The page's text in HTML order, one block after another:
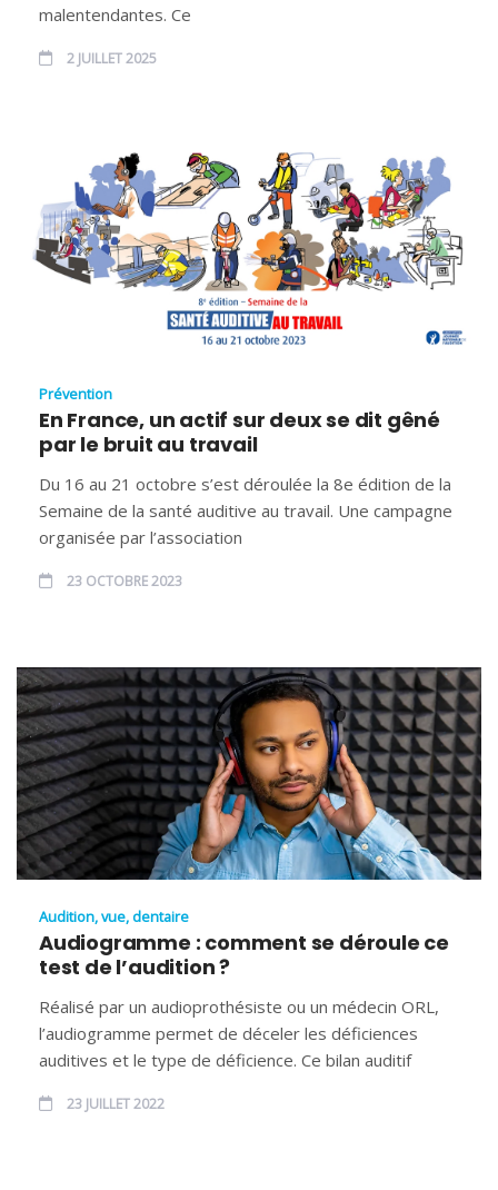
malentendantes. Ce
2 JUILLET 2025
Prévention
En France, un actif sur deux se dit gêné
par le bruit au travail
Du 16 au 21 octobre s’est déroulée la 8e édition de la
Semaine de la santé auditive au travail. Une campagne
organisée par l’association
23 OCTOBRE 2023
Audition, vue, dentaire
Audiogramme : comment se déroule ce
test de l’audition ?
Réalisé par un audioprothésiste ou un médecin ORL,
l’audiogramme permet de déceler les déficiences
auditives et le type de déficience. Ce bilan auditif
23 JUILLET 2022